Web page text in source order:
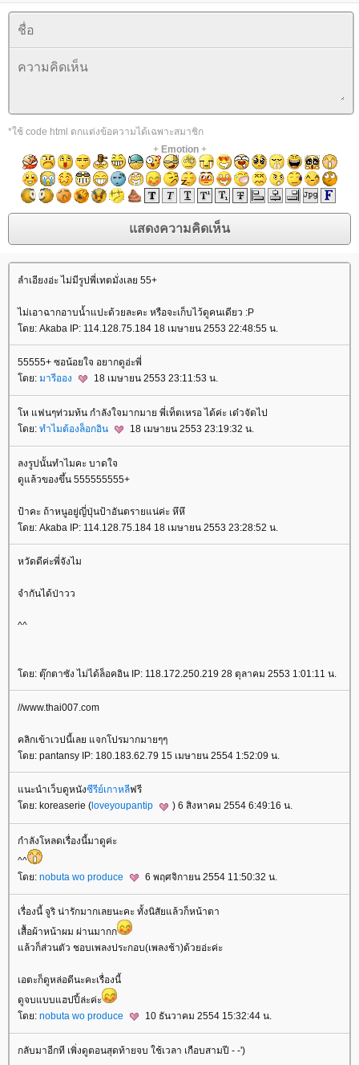
*ใช้ code html ตกแต่งข้อความได้เฉพาะสมาชิก
+ Emotion+
ลำเอียงอ่ะ ไม่มีรูปพี่เทตมั่งเลย 55+
ไม่เอาฉากอาบน้ำแปะด้วยละคะ หรือจะเก็บไว้ดูคนเดียว :P
ดย: Akaba IP: 114.128.75.184 18 เมษายน 2553 22:48:55 น.
55555+ ซอน้อยใจ อยากดูอ่ะพี่
ดย: มารีออง 18 เมษายน 2553 23:11:53 น.
ห แฟนๆท่วมท้น กำลังใจมากมาย พี่เท็ตเหรอ ได้ค่ะ เด๋วจัดไป
ดย: ทำไมต้องล็อกอิน 18 เมษายน 2553 23:19:32 น.
ลงรูปนั้นทำไมคะ บาดใจ
ดูแล้วของขึ้น 555555555+
ป้าคะ ถ้าหนูอยู่ญี่ปุ่นป้าอันตรายแน่ค่ะ หึหึ
ดย: Akaba IP: 114.128.75.184 18 เมษายน 2553 23:28:52 น.
หวัดดีค่ะพี่จังไม
จำกันได้ป่าวว
^^
ดย: ตุ๊กตาซัง ไม่ได้ล็อคอิน IP: 118.172.250.219 28 ตุลาคม 2553 1:01:11 น.
//www.thai007.com
คลิกเข้าเวปนี้เลย แจกโปรมากมายๆๆ
ดย: pantansy IP: 180.183.62.79 15 เมษายน 2554 1:52:09 น.
นะนำเว็บดูหนังซีรีย์เกาหลีฟรี
ดย: koreaserie ( loveyoupantip ) 6 สิงหาคม 2554 6:49:16 น.
กำลังโหลดเรื่องนี้มาดูค่ะ
^^
ดย: nobuta wo produce 6 พฤศจิกายน 2554 11:50:32 น.
เรื่องนี้ จูริ น่ารักมากเลยนะคะ ทั้งนิสัยแล้วก็หน้าตา
เสื้อผ้าหน้าผม ผ่านมากก
ล้วก็ส่วนตัว ชอบเพลงประกอบ(เพลงช้า)ด้วยอ่ะค่ะ
เอตะก็ดูหล่อดีนะคะเรื่องนี้
ดูจบแบบแฮปปี้ล่ะค่ะ
ดย: nobuta wo produce 10 ธันวาคม 2554 15:32:44 น.
กลับมาอีกที เพิ่งดูตอนสุดท้ายจบ ใช้เวลา เกือบสามปี - -')